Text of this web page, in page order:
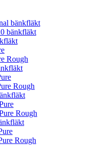
bänkfläkt
bänkfläkt
Rough
Rough
Rough
Rough